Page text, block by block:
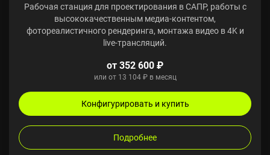
Рабочая станция для проектирования в САПР, работы с
высококачественным медиа-контентом,
фотореалистичного рендеринга, монтажа видео в 4K и
live-трансляций.
от 352 600 ₽
или от 13 104 ₽ в месяц
Конфигурировать и купить
Подробнее